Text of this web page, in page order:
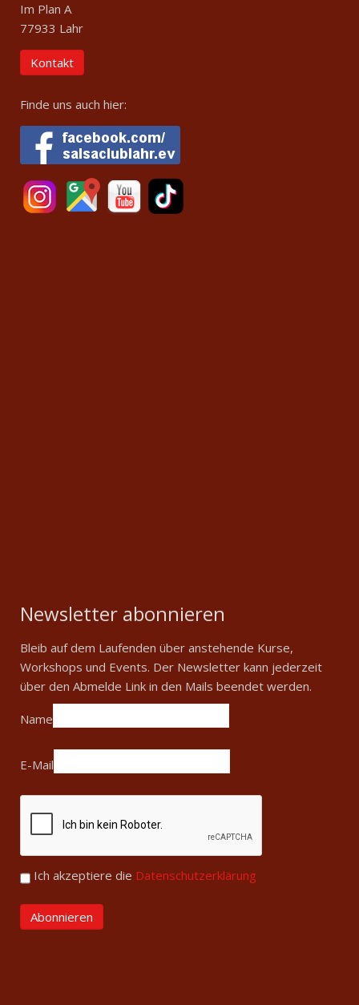
Im Plan A
77933 Lahr
Kontakt
Finde uns auch hier:
Newsletter abonnieren
Bleib auf dem Laufenden über anstehende Kurse,
Workshops und Events. Der Newsletter kann jederzeit
über den Abmelde Link in den Mails beendet werden.
Name
E-Mail
Ich akzeptiere die Datenschutzerklärung